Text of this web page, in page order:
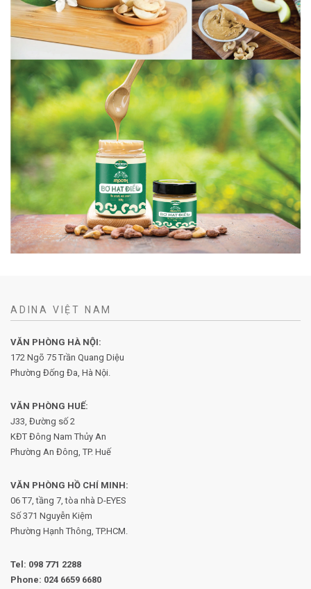
ADINA VIỆT NAM
VĂN PHÒNG HÀ NỘI:
172 Ngõ 75 Trần Quang Diệu
Phường Đống Đa, Hà Nội.
VĂN PHÒNG HUẾ:
J33, Đường số 2
KĐT Đông Nam Thủy An
Phường An Đông, TP. Huế
VĂN PHÒNG HỒ CHÍ MINH:
06 T7, tầng 7, tòa nhà D-EYES
Số 371 Nguyễn Kiệm
Phường Hạnh Thông, TP.HCM.
Tel: 098 771 2288
Phone: 024 6659 6680